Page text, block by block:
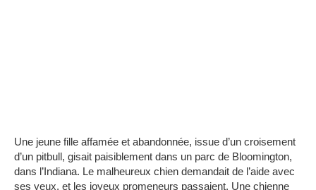
Une jeune fille affamée et abandonnée, issue d’un croisement
d’un pitbull, gisait paisiblement dans un parc de Bloomington,
dans l’Indiana. Le malheureux chien demandait de l’aide avec
ses yeux, et les joyeux promeneurs passaient. Une chienne